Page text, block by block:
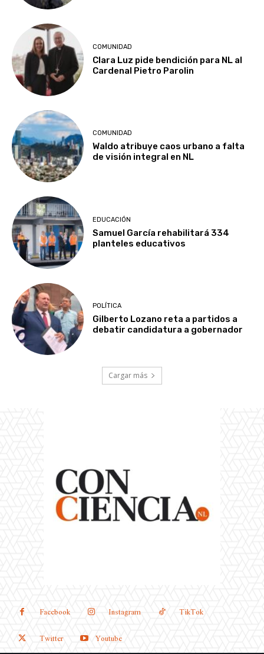
COMUNIDAD
Clara Luz pide bendición para NL al
Cardenal Pietro Parolin
COMUNIDAD
Waldo atribuye caos urbano a falta
de visión integral en NL
EDUCACIÓN
Samuel García rehabilitará 334
planteles educativos
POLÍTICA
Gilberto Lozano reta a partidos a
debatir candidatura a gobernador
Cargar más
Facebook Instagram
TikTok
Twitter
Youtube